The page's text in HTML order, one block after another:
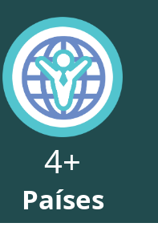
4+
Países